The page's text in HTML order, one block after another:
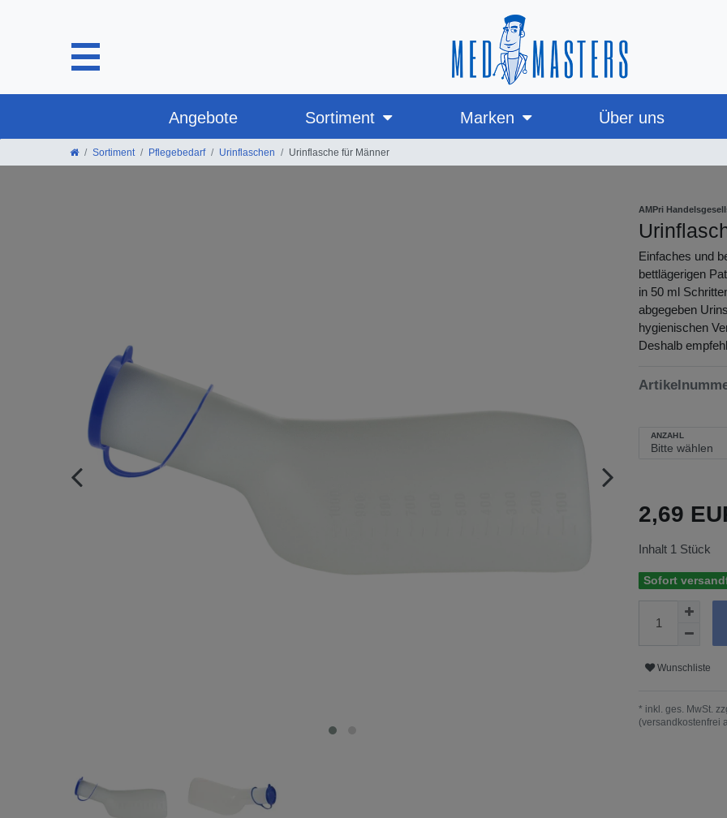
Angebote Sortiment Marken Über uns
Sortiment Pflegebedarf Urinflaschen Urinflasche für Männer
AMPri
Einfaches und
bettlägerigen
in 50 ml
abgegeben
hygienischen
Deshalb
ANZAHL
2,69
Inhalt 1 Stück
Sofort
Wunschliste
* inkl. ges. MwSt.
(versandkostenfrei